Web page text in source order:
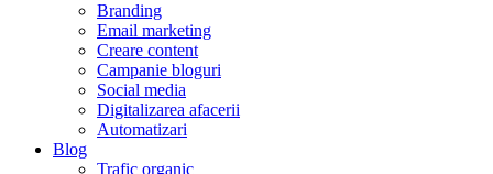
Branding
Email marketing
Creare content
Campanie bloguri
Social media
Digitalizarea afacerii
Automatizari
Blog
Trafic organic